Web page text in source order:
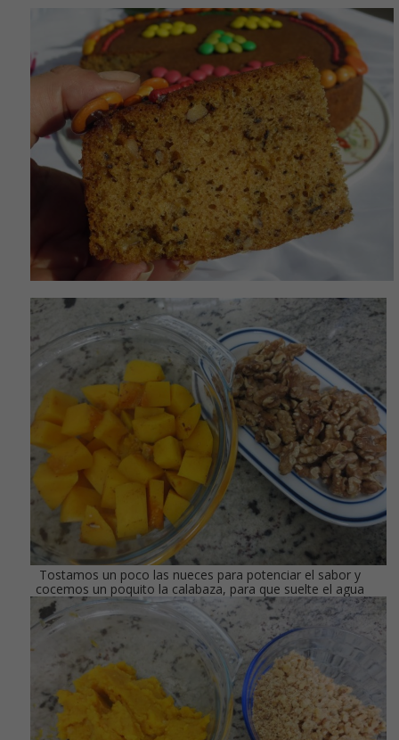
Tostamos un poco las nueces para potenciar el sabor y
cocemos un poquito la calabaza, para que suelte el agua